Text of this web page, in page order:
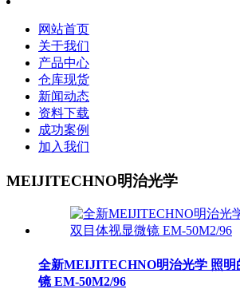
网站首页
关于我们
产品中心
仓库现货
新闻动态
资料下载
成功案例
加入我们
MEIJITECHNO明治光学
全新MEIJITECHNO明治光学 照明
镜 EM-50M2/96